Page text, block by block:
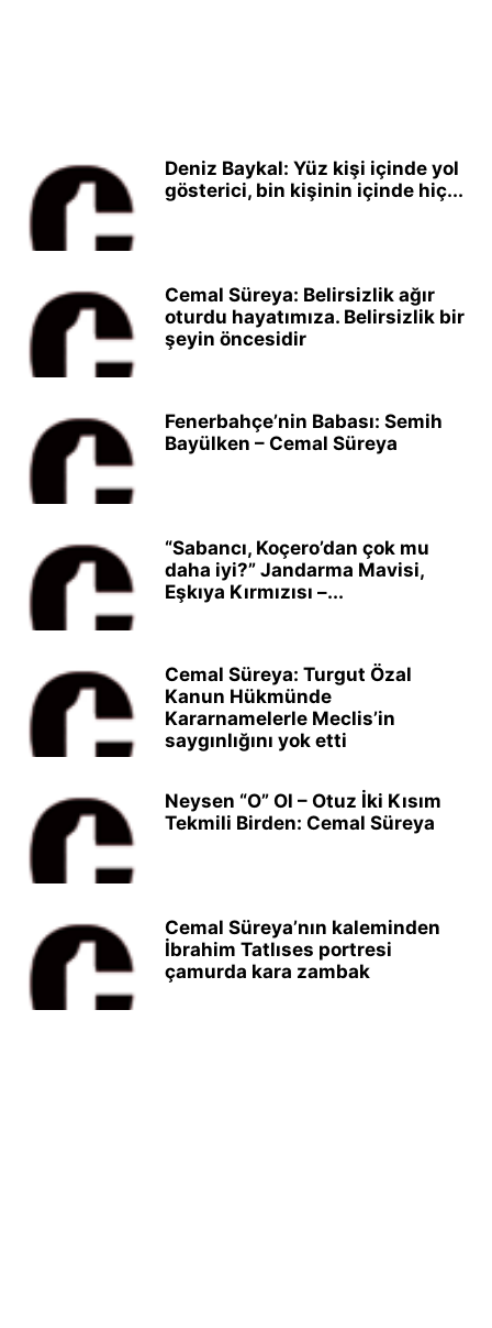
Deniz Baykal: Yüz kişi içinde yol
gösterici, bin kişinin içinde hiç...
Cemal Süreya: Belirsizlik ağır
oturdu hayatımıza. Belirsizlik bir
şeyin öncesidir
Fenerbahçe’nin Babası: Semih
Bayülken – Cemal Süreya
“Sabancı, Koçero’dan çok mu
daha iyi?” Jandarma Mavisi,
Eşkıya Kırmızısı –...
Cemal Süreya: Turgut Özal
Kanun Hükmünde
Kararnamelerle Meclis’in
saygınlığını yok etti
Neysen “O” Ol – Otuz İki Kısım
Tekmili Birden: Cemal Süreya
Cemal Süreya’nın kaleminden
İbrahim Tatlıses portresi
çamurda kara zambak